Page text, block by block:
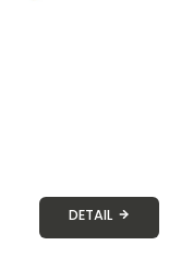
DETAIL